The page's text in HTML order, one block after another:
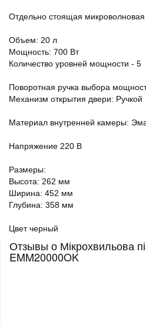
Отдельно стоящая микроволновая
Объем: 20 л
Мощность: 700 Вт
Количество уровней мощности - 5
Поворотная ручка выбора
Механизм открытия двери: Ручкой
Материал внутренней камеры:
Напряжение 220 В
Размеры:
Высота: 262 мм
Ширина: 452 мм
Глубина: 358 мм
Цвет черный
Отзывы о Мікрохвильова
EMM20000OK